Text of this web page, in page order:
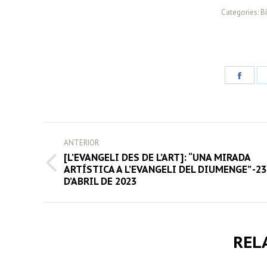
Categories:
POST
NAVIGATION
ANTERIOR
Previous
post:
[L’EVANGELI DES DE L’ART]: “UNA MIRADA
ARTÍSTICA A L’EVANGELI DEL DIUMENGE” -23
D’ABRIL DE 2023